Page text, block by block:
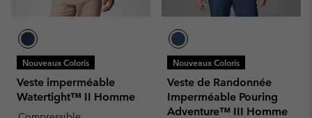
Nouveaux Coloris
Veste imperméable
Watertight™ II Homme
Nouveaux Coloris
Veste de Randonnée
Imperméable Pouring
Adventure™ III Homme